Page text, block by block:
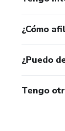
¿Cómo
¿Puedo
Tengo